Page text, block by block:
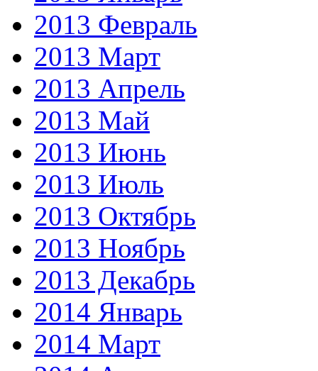
2013 Февраль
2013 Март
2013 Апрель
2013 Май
2013 Июнь
2013 Июль
2013 Октябрь
2013 Ноябрь
2013 Декабрь
2014 Январь
2014 Март